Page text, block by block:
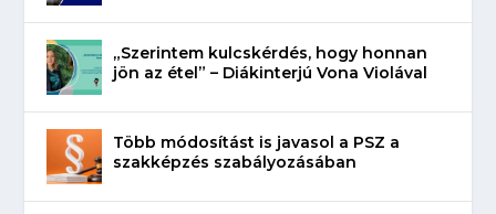
„Szerintem kulcskérdés, hogy honnan
jön az étel” – Diákinterjú Vona Violával
Több módosítást is javasol a PSZ a
szakképzés szabályozásában